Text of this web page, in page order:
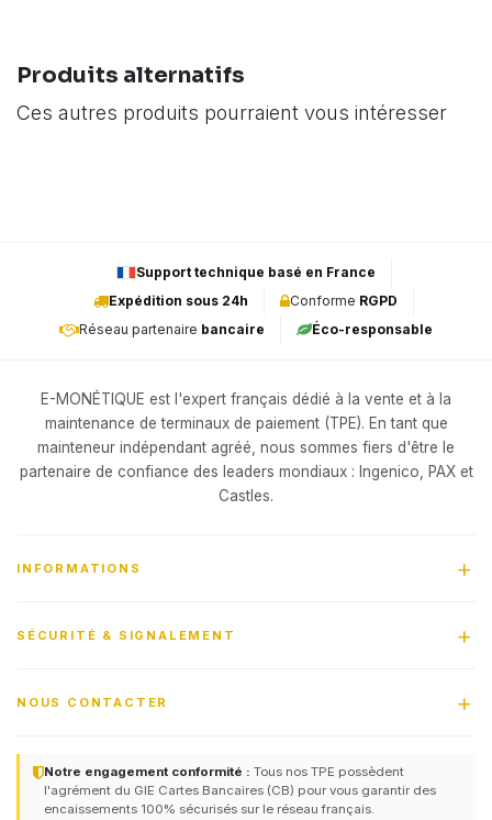
Produits alternatifs
Ces autres produits pourraient vous intéresser
Support technique basé en France
Expédition sous 24h
Conforme RGPD
Réseau partenaire bancaire Éco-responsable
E-MONÉTIQUE est l'expert français dédié à la vente et à la
maintenance de terminaux de paiement (TPE). En tant que
mainteneur indépendant agréé, nous sommes fiers d'être le
partenaire de confiance des leaders mondiaux : Ingenico, PAX et
Castles.
INFORMATIONS
SÉCURITÉ & SIGNALEMENT
NOUS CONTACTER
Notre engagement conformité : Tous nos TPE possèdent
l'agrément du GIE Cartes Bancaires (CB) pour vous garantir des
encaissements 100% sécurisés sur le réseau français.